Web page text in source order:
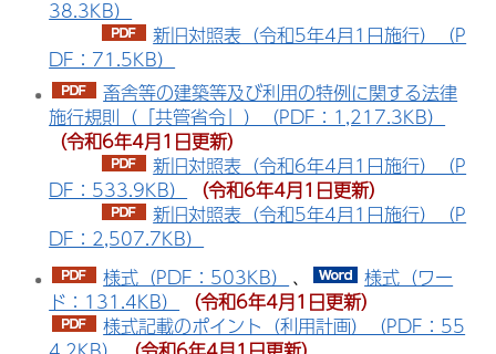
38.3KB）
新旧対照表（令和5年4月1日施行）（P
DF：71.5KB）
畜舎等の建築等及び利用の特例に関する法律
施行規則（「共管省令」）（PDF：1,217.3KB）
（令和6年4月1日更新）
新旧対照表（令和6年4月1日施行）（P
DF：533.9KB）
（令和6年4月1日更新）
新旧対照表（令和5年4月1日施行）（P
DF：2,507.7KB）
様式（PDF：503KB） 、
様式（ワー
ド：131.4KB）
（令和6年4月1日更新）
様式記載のポイント（利用計画）（PDF：55